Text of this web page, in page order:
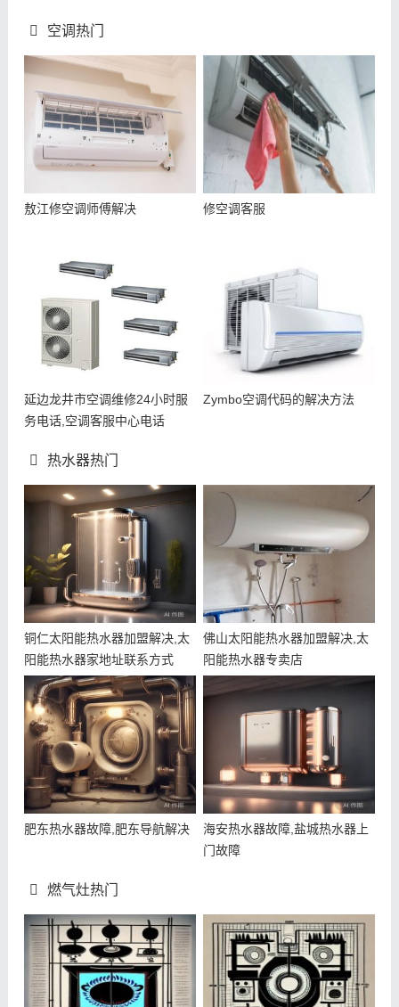
空调热门
敖江修空调师傅解决 修空调客服
延边龙井市空调维修24小时服
务电话,空调客服中心电话
Zymbo空调代码的解决方法
热水器热门
铜仁太阳能热水器加盟解决,太
阳能热水器家地址联系方式
佛山太阳能热水器加盟解决,太
阳能热水器专卖店
肥东热水器故障,肥东导航解决
海安热水器故障,盐城热水器上
门故障
燃气灶热门